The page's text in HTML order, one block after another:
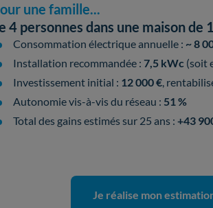
une famille...
4 personnes dans une maison
Consommation électrique annuelle : ~ 8
Installation recommandée : 7,5 kWc (soit
Investissement initial : 12 000 €,
Autonomie vis-à-vis du réseau : 51 %
Total des gains estimés sur 25 ans : +43
Je réalise mon